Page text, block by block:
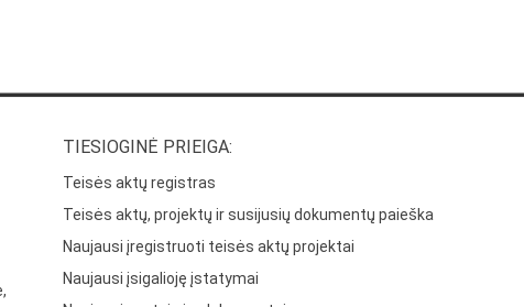
TIESIOGINĖ PRIEIGA:
Teisės aktų registras
Teisės aktų, projektų ir susijusių dokumentų paieška
Naujausi įregistruoti teisės aktų projektai
Naujausi įsigalioję įstatymai